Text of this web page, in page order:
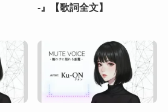
-』【歌詞全文】